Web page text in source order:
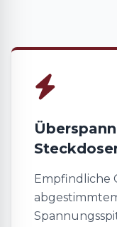
Empfindliche